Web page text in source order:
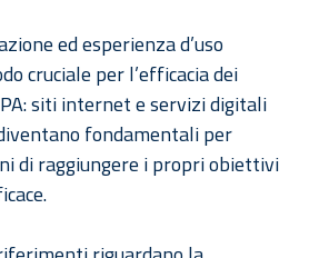
ed esperienza d’uso
cruciale per l’efficacia dei
siti internet e servizi digitali
fondamentali per
di raggiungere i propri obiettivi